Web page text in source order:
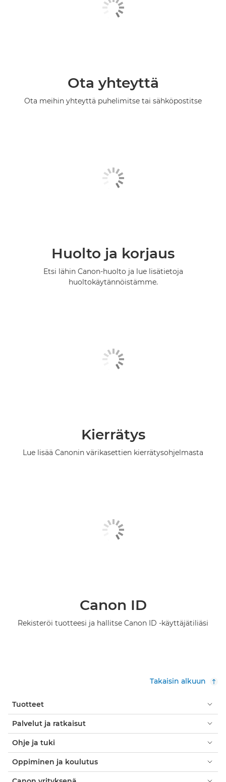
Ota yhteyttä
Ota meihin yhteyttä puhelimitse tai sähköpostitse
Huolto ja korjaus
Etsi lähin Canon-huolto ja lue lisätietoja
huoltokäytännöistämme.
Kierrätys
Lue lisää Canonin värikasettien kierrätysohjelmasta
Canon ID
Rekisteröi tuotteesi ja hallitse Canon ID -käyttäjätiliäsi
Takaisin alkuun
Tuotteet
Palvelut ja ratkaisut
Ohje ja tuki
Oppiminen ja koulutus